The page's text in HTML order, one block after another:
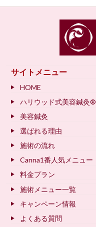
サイトメニュー
HOME
ハリウッド式美容鍼灸®
美容鍼灸
選ばれる理由
施術の流れ
Canna1番人気メニュー
料金プラン
施術メニュー一覧
キャンペーン情報
よくある質問